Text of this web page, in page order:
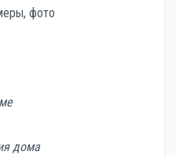
фото
дома